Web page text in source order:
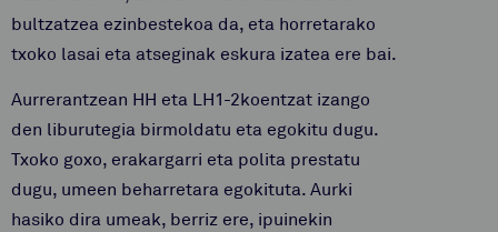
bultzatzea ezinbestekoa da, eta horretarako
txoko lasai eta atseginak eskura izatea ere bai.
Aurrerantzean HH eta LH1-2koentzat izango
den liburutegia birmoldatu eta egokitu dugu.
Txoko goxo, erakargarri eta polita prestatu
dugu, umeen beharretara egokituta. Aurki
hasiko dira umeak, berriz ere, ipuinekin